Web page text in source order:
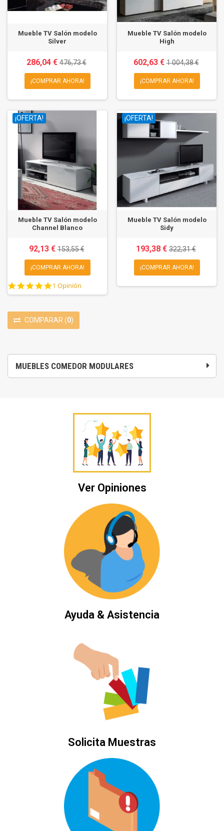
MUEBLES COMEDOR MODULARES
Mueble TV Salón modelo
Silver
286,04 € 476,73 €
¡COMPRAR AHORA!
Mueble TV Salón modelo
High
602,63 €1 004,38 €
¡COMPRAR AHORA!
¡OFERTA!
Mueble TV Salón modelo
Channel Blanco
92,13 €153,55 €
¡COMPRAR AHORA!
5.0
star
1 Opinión
¡OFERTA!
Mueble TV Salón modelo
Sidy
193,38 € 322,31 €
¡COMPRAR AHORA!
COMPARAR (0)
Ver Opiniones
Ayuda & Asistencia
Solicita Muestras